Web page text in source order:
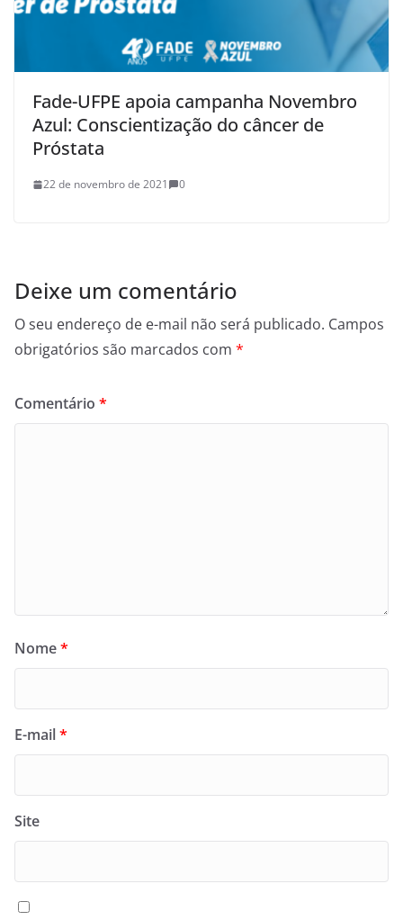
Fade-UFPE apoia campanha Novembro
Azul: Conscientização do câncer de
Próstata
22 de novembro de 2021 0
Deixe um comentário
O seu endereço de e-mail não será publicado. Campos
obrigatórios são marcados com *
Comentário *
Nome*
E-mail*
Site